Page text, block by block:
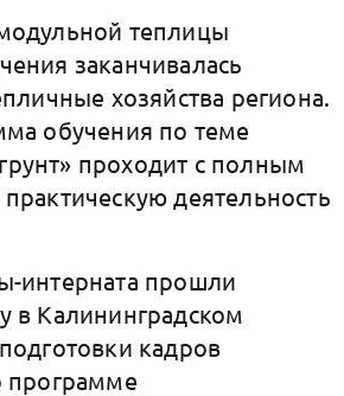
теплицы
заканчивалась
хозяйства региона.
обучения по теме
проходит с полным
деятельность
интерната прошли
в Калининградском
кадров
программе